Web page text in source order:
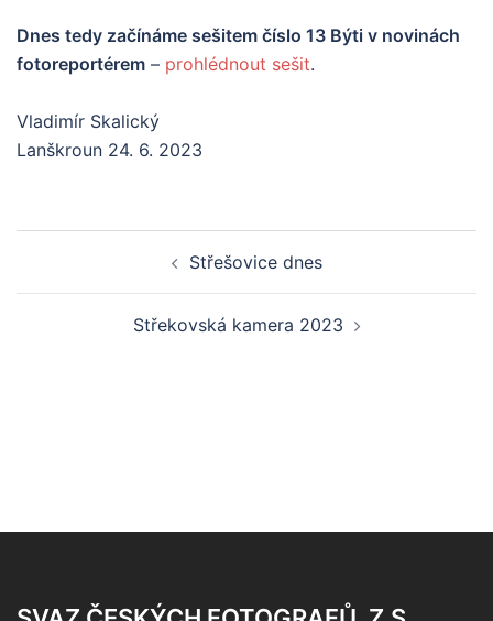
Dnes tedy začínáme sešitem číslo 13 Býti v novinách
fotoreportérem – prohlédnout sešit.
Vladimír Skalický
Lanškroun 24. 6. 2023
Střešovice dnes
Střekovská kamera 2023